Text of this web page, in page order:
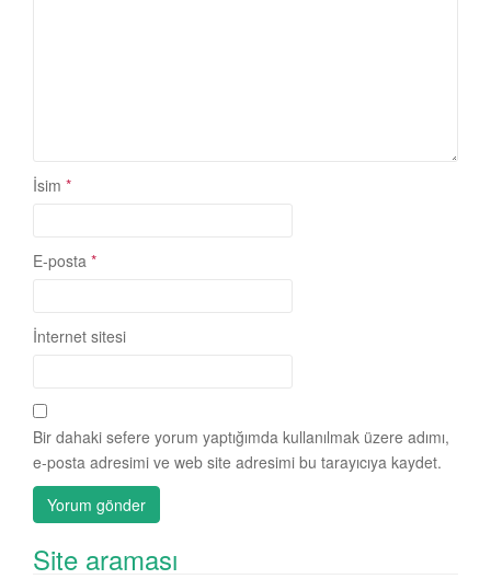
İsim *
E-posta *
İnternet sitesi
Bir dahaki sefere yorum yaptığımda kullanılmak üzere adımı,
e-posta adresimi ve web site adresimi bu tarayıcıya kaydet.
Site araması